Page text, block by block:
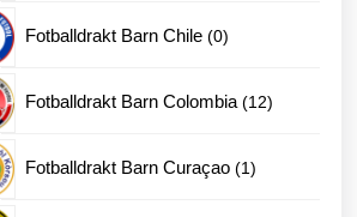
Fotballdrakt Barn Chile 00
Fotballdrakt Barn Colombia 1212
Fotballdrakt Barn Curaçao 11